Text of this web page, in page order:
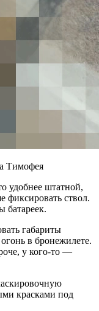
Тимофея
удобнее штатной,
фиксировать ствол.
батареек.
габариты
в бронежилете.
у кого-то —
красками под